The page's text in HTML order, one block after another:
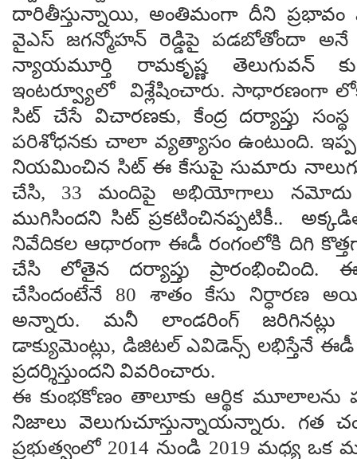
దారితీస్తున్నాయి, అంతిమంగా దీని
వైఎస్ జగన్మోహన్ రెడ్డిపై పడబోతోందా
న్యాయమూర్తి రామకృష్ణ తెలుగువన్
ఇంటర్వ్యూలో విశ్లేషించారు. సాధారణంగా
సిట్ చేసే విచారణకు, కేంద్ర దర్యాప్తు
పరిశోధనకు చాలా వ్యత్యాసం ఉంటుంది.
నియమించిన సిట్ ఈ కేసుపై సుమారు నాలుగు
చేసి, 33 మందిపై అభియోగాలు నమోదు
ముగిసిందని సిట్ ప్రకటించినప్పటికీ..
నివేదికల ఆధారంగా ఈడీ రంగంలోకి దిగి
చేసి లోతైన దర్యాప్తు ప్రారంభించింది.
చేసిందంటేనే 80 శాతం కేసు నిర్ధారణ
అన్నారు. మనీ లాండరింగ్
డాక్యుమెంట్లు, డిజిటల్ ఎవిడెన్స్ లభిస్తేనే
ప్రదర్శిస్తుందని వివరించారు.
ఈ కుంభకోణం తాలూకు ఆర్థిక మూలాలను
నిజాలు వెలుగుచూస్తున్నాయన్నారు. గత
ప్రభుత్వంలో 2014 నుండి 2019 మధ్య